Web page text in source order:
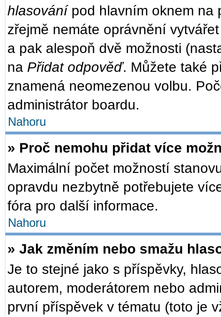
hlasovánípod hlavním oknem na
zřejmě nemáte oprávnění
a pak alespoň dvě možnosti
na Přidat odpověď. Můžete také
znamená neomezenou volbu.
administrátor boardu.
Nahoru
» Proč nemohu přidat více
Maximální počet možností
opravdu nezbytně potřebujete
fóra pro další informace.
Nahoru
» Jak změním nebo smažu
Je to stejné jako s příspěvky,
autorem, moderátorem nebo
první příspěvek v tématu (toto je